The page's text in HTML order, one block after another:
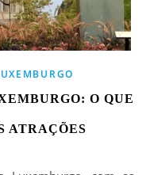
O QUE
ATRAÇÕES